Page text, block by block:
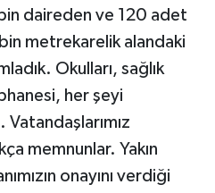
bin daireden ve 120 adet
metrekarelik alandaki
Okulları, sağlık
her şeyi
memnunlar. Yakın
onayını verdiği